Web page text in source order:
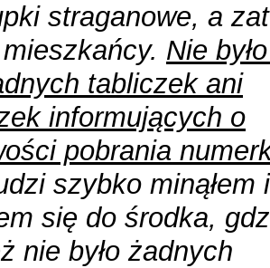
straganowe, a
Nie
tabliczek ani
informujących o
pobrania
szybko minąłem i
się do środka,
nie było żadnych